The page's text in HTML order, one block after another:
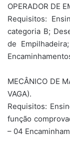
OPERADOR DE
Requisitos:
categoria B;
de
MECÂNICO DE
VAGA).
Requisitos:
função
– 04